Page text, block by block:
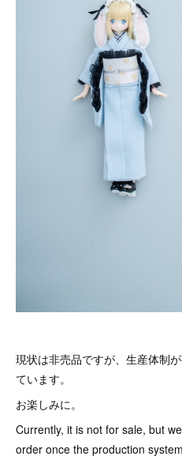
現状は非売品ですが、生産体制
ています。
お楽しみに。
Currently, it is not for sale, but
order once the production